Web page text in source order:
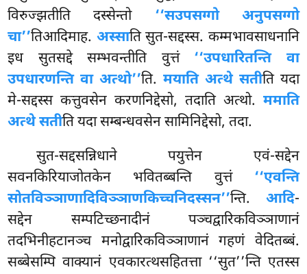
विरुज्झतीति दस्सेन्तो ‘‘सउपसग्गो अनुपसग्गो
चा’’तिआदिमाह. अस्साति सुत-सद्दस्स. कम्मभावसाधनानि
इध सुतसद्दे सम्भवन्तीति वुत्तं ‘‘उपधारितन्ति वा
उपधारणन्ति वा अत्थो’’ति.मयाति अत्थे सतीति यदा
मे-सद्दस्स कत्तुवसेन करणनिद्देसो, तदाति अत्थो. ममाति
अत्थे सतीति यदा सम्बन्धवसेन सामिनिद्देसो, तदा.
सुत-सद्दसन्निधाने पयुत्तेन एवं-सद्देन
सवनकिरियाजोतकेन भवितब्बन्ति वुत्तं ‘‘एवन्ति
सोतविञ्ञाणादिविञ्ञाणकिच्चनिदस्सन’’न्ति. आदि-
सद्देन सम्पटिच्छनादीनं पञ्चद्वारिकविञ्ञाणानं
तदभिनीहटानञ्च मनोद्वारिकविञ्ञाणानं गहणं वेदितब्बं.
सब्बेसम्पि वाक्यानं एवकारत्थसहितत्ता ‘‘सुत’’न्ति एतस्स